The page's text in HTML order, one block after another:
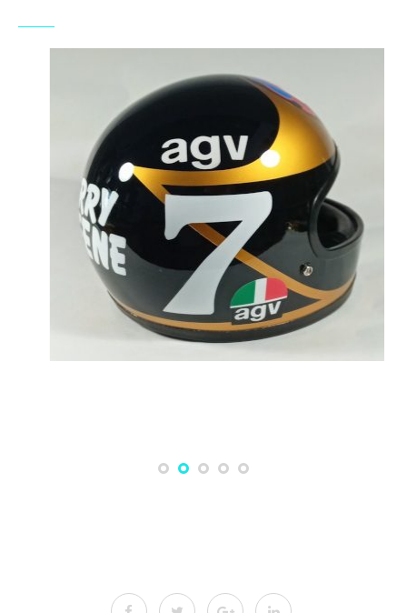
Capacete Barry Sheene
Capacetes Motos Pinturas